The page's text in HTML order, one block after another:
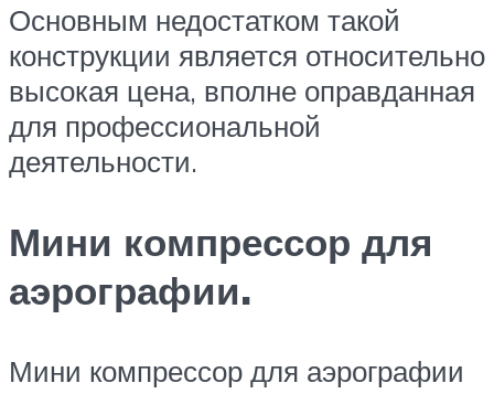
Основным недостатком такой
конструкции является относительно
высокая цена, вполне оправданная
для профессиональной
деятельности.
Мини компрессор для
аэрографии.
Мини компрессор для аэрографии